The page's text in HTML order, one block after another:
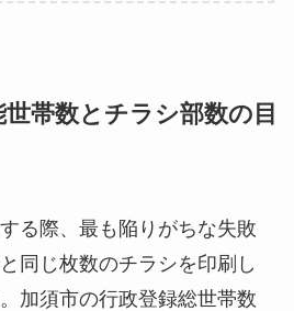
帯数とチラシ部数の目
る際、最も陥りがちな失敗
同じ枚数のチラシを印刷し
加須市の行政登録総世帯数